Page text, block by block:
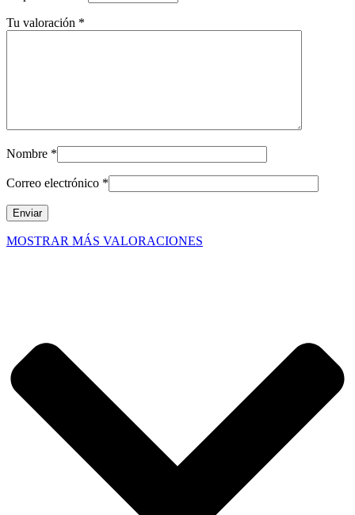
Tu valoración *
Nombre *
Correo electrónico *
MOSTRAR MÁS VALORACIONES